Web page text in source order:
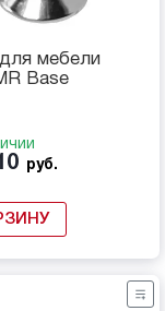
мебели
Base
руб.